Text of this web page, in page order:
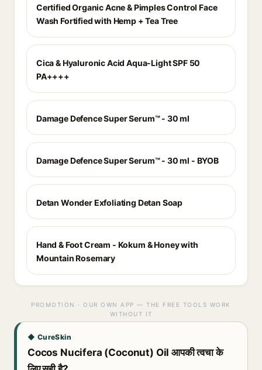
Certified Organic Acne & Pimples Control Face
Wash Fortified with Hemp + Tea Tree
Cica & Hyaluronic Acid Aqua-Light SPF 50
PA++++
Damage Defence Super Serum™ - 30 ml
Damage Defence Super Serum™ - 30 ml - BYOB
Detan Wonder Exfoliating Detan Soap
Hand & Foot Cream - Kokum & Honey with
Mountain Rosemary
PROMOTION · OUR OWN APP — THE FREE TOOLS WORK
WITHOUT IT
◆ CureSkin
Cocos Nucifera (Coconut) Oil आपकी त्वचा के